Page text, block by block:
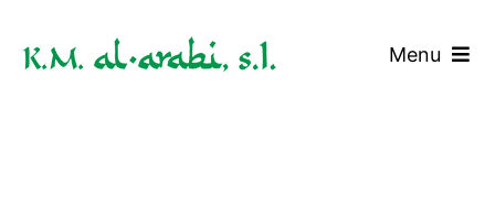
Menu